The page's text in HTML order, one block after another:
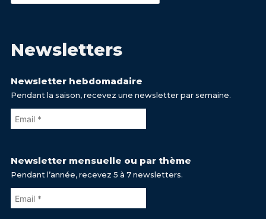
Newsletters
Newsletter hebdomadaire
Pendant la saison, recevez une newsletter par semaine.
Newsletter mensuelle ou par thème
Pendant l’année, recevez 5 à 7 newsletters.